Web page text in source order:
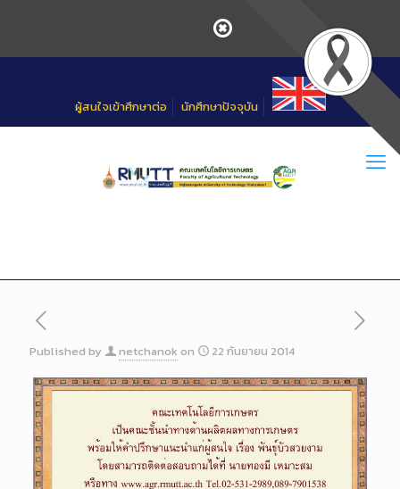
ผู้สนใจเข้าศึกษาต่อ นักศึกษาปัจจุบัน
Published by netchanok on 22 กันยายน 2014